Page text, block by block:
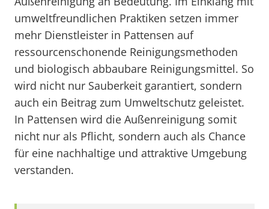
umweltfreundlichen Praktiken setzen immer
mehr Dienstleister in Pattensen auf
ressourcenschonende Reinigungsmethoden
und biologisch abbaubare Reinigungsmittel. So
wird nicht nur Sauberkeit garantiert, sondern
auch ein Beitrag zum Umweltschutz geleistet.
In Pattensen wird die Außenreinigung somit
nicht nur als Pflicht, sondern auch als Chance
für eine nachhaltige und attraktive Umgebung
verstanden.